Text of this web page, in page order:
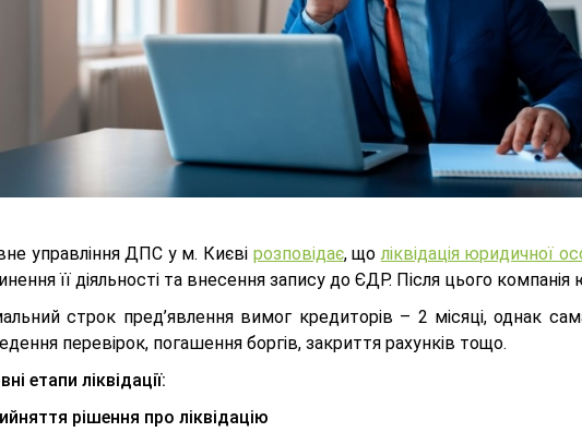
управління ДПС у м. Києві розповідає, щоліквідація юридичної
її діяльності та внесення запису до ЄДР. Після цього
строк пред’явлення вимог кредиторів – 2 місяці, однак
перевірок, погашення боргів, закриття рахунків тощо.
етапи ліквідації:
рішення про ліквідацію